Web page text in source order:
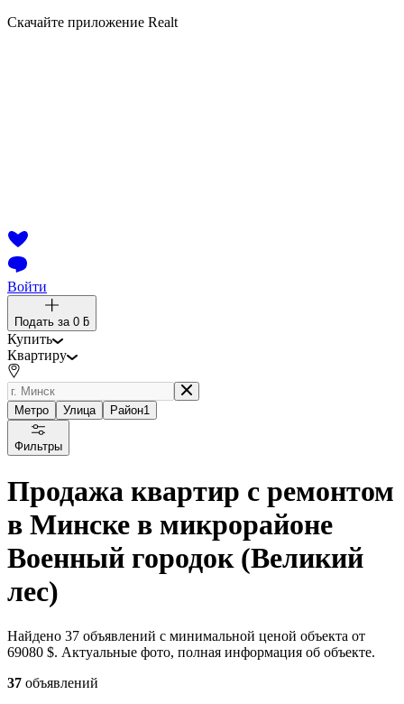
Скачайте приложение Realt
Войти
Подать за 0 ƃ
Купить
Квартиру
Метро Улица Район1
Фильтры
Продажа квартир с ремонтом
в Минске в микрорайоне
Военный городок (Великий
лес)
Найдено 37 объявлений с минимальной ценой объекта от
69080 $. Актуальные фото, полная информация об объекте.
37 объявлений